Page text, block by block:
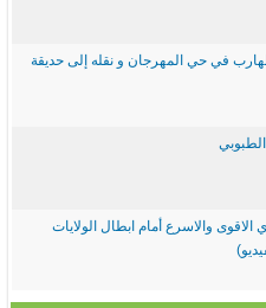
في حي المهرجان و نقله إلى حديقة
الاقوى والاسرع أمام ابطال الولايات